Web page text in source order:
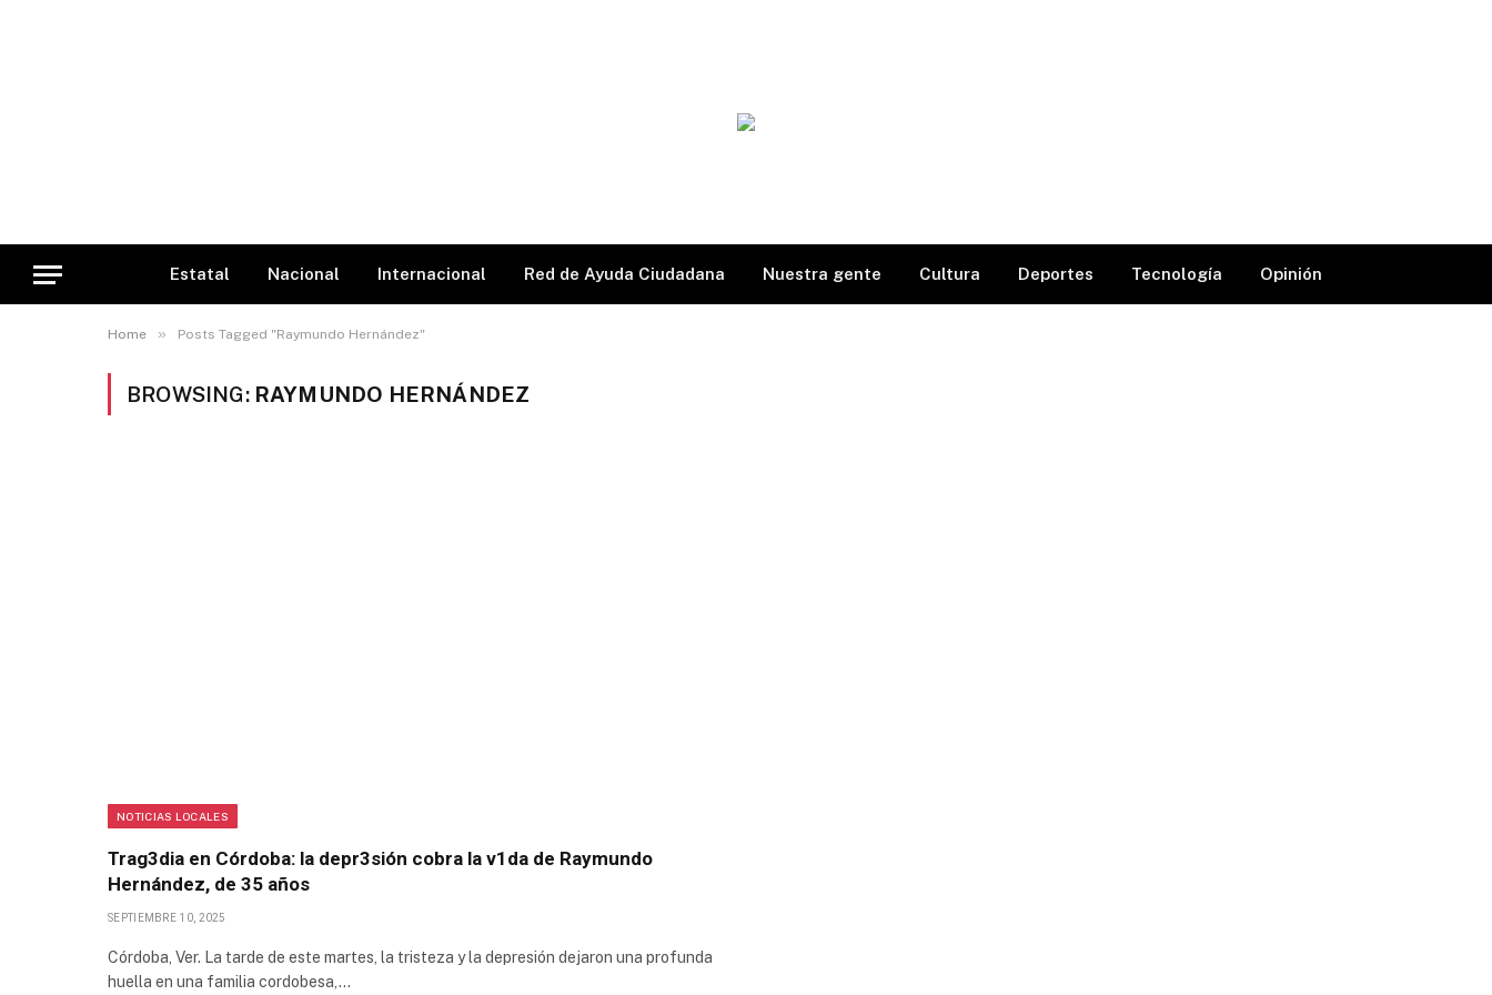
Estatal Nacional Internacional Red de Ayuda Ciudadana Nuestra gente Cultura Deportes Tecnología Opinión
(Twitter)
Home » Posts Tagged "Raymundo Hernández"
BROWSING: RAYMUNDO HERNÁNDEZ
NOTICIAS LOCALES
Trag3dia en Córdoba: la depr3sión cobra la v1da de Raymundo
Hernández, de 35 años
SEPTIEMBRE 10, 2025
Córdoba, Ver. La tarde de este martes, la tristeza y la depresión dejaron una profunda
huella en una familia cordobesa,…